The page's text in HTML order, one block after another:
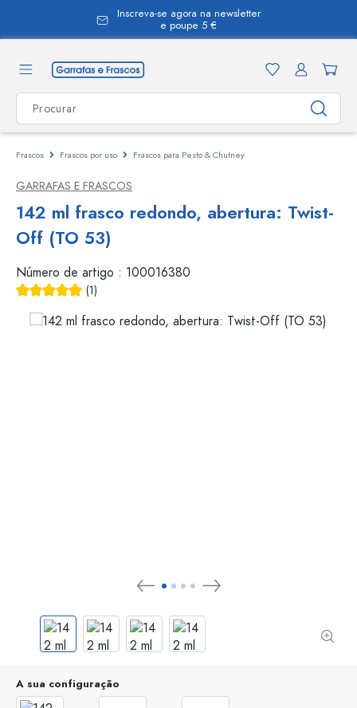
Inscreva-se agora na newsletter
e poupe 5 €
Frascos Frascos por uso Frascos para Pesto & Chutney
GARRAFAS E FRASCOS
142 ml frasco redondo, abertura: Twist-
Off (TO 53)
Número de artigo : 100016380
(1)
A sua configuração